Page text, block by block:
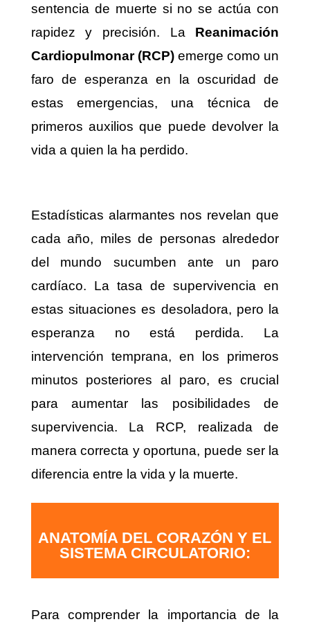
sentencia de muerte si no se actúa con
rapidez y precisión. La Reanimación
Cardiopulmonar (RCP)emerge como un
faro de esperanza en la oscuridad de
estas emergencias, una técnica de
primeros auxilios que puede devolver la
vida a quien la ha perdido.
Estadísticas alarmantes nos revelan que
cada año, miles de personas alrededor
del mundo sucumben ante un paro
cardíaco. La tasa de supervivencia en
estas situaciones es desoladora, pero la
esperanza no está perdida. La
intervención temprana, en los primeros
minutos posteriores al paro, es crucial
para aumentar las posibilidades de
supervivencia. La RCP, realizada de
manera correcta y oportuna, puede ser la
diferencia entre la vida y la muerte.
ANATOMÍA DEL CORAZÓN Y EL
SISTEMA CIRCULATORIO:
Para comprender la importancia de la